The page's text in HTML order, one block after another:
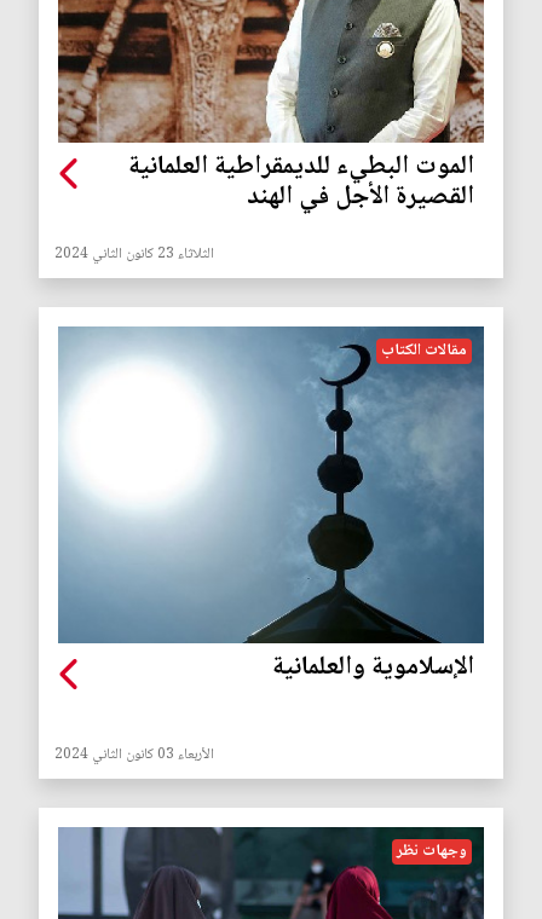
الموت البطيء للديمقراطية العلمانية
القصيرة الأجل في الهند
الثلاثاء 23 كانون الثاني 2024
مقالات الكتاب
الإسلاموية والعلمانية
الأربعاء 03 كانون الثاني 2024
وجهات نظر